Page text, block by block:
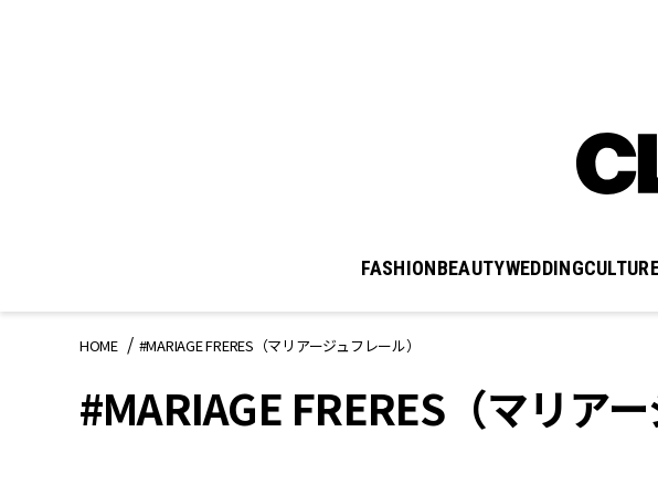
FASHIONBEAUTYWEDDING
HOME #MARIAGE FRERES（マリアージュフレール）
#MARIAGE FRERES（マリアー